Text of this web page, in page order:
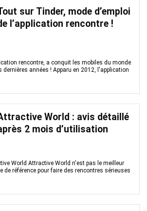
sur Tinder, mode d’emploi
l’application rencontre !
rencontre, a conquit les mobiles du monde
dernières années ! Apparu en 2012, l'application
World : avis détaillé
2 mois d’utilisation
World Attractive World n'est pas le meilleur
de référence pour faire des rencontres sérieuses